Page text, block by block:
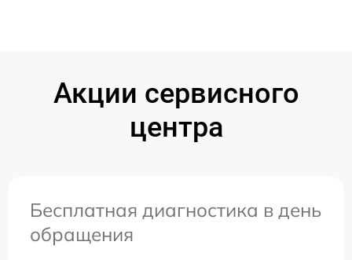
Акции сервисного
центра
Бесплатная диагностика в день
обращения